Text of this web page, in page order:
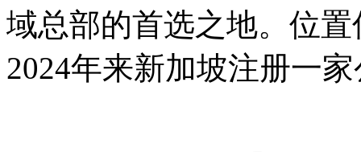
域总部的首选之地。位
2024年来新加坡注册一